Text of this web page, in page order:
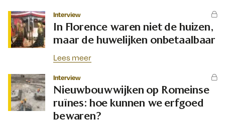
Interview
In Florence waren niet de huizen,
maar de huwelijken onbetaalbaar
Lees meer
Interview
Nieuwbouwwijken op Romeinse
ruïnes: hoe kunnen we erfgoed
bewaren?